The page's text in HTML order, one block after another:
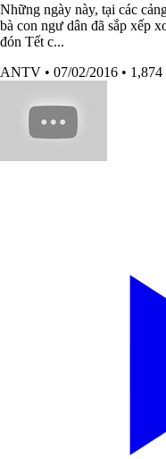
Những ngày này, tại các
bà con ngư dân đã sắp xếp
đón Tết c...
ANTV • 07/02/2016 •